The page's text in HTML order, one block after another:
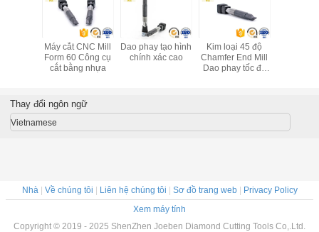
lớn
Máy cắt CNC Mill
Form 60 Công cụ
cắt bằng nhựa
Dao phay tạo hình
chính xác cao
Kim loại 45 độ
Chamfer End Mill
Dao phay tốc độ
Thay đổi ngôn ngữ
Vietnamese
Nhà| Về chúng tôi | Liên hệ chúng tôi | Sơ đồ trang web| Privacy Policy
Xem máy tính
Copyright © 2019 - 2025 ShenZhen Joeben Diamond Cutting Tools Co,.Ltd.